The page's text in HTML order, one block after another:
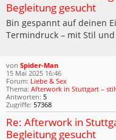
Begleitung gesucht
Bin gespannt auf deinen
Termindruck – mit Stil
von Spider-Man
15 Mai 2025 16:46
Forum: Liebe & Sex
Thema: Afterwork in Stuttgart –
Antworten: 5
Zugriffe: 57368
Re: Afterwork in
Begleitung gesucht